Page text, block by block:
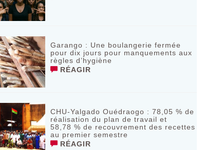
Garango : Une boulangerie fermée
pour dix jours pour manquements aux
règles d’hygiène
RÉAGIR
CHU-Yalgado Ouédraogo : 78,05 % de
réalisation du plan de travail et
58,78 % de recouvrement des recettes
au premier semestre
RÉAGIR